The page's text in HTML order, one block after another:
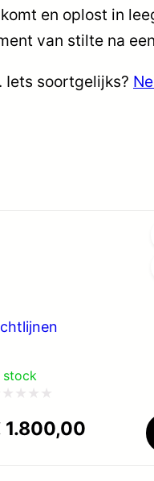
en oplost in
van stilte na
Iets soortgelijks?
stock
1.800,00